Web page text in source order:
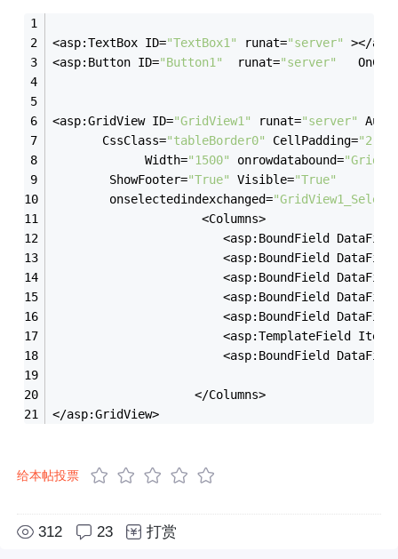
<asp:TextBox ID="TextBox1" runat="server"
></
<asp:Button ID="Button1"
  runat=
"server"
<asp:GridView ID="GridView1" runat="server"
       CssClass=
"tableBorder0" CellPadding="2"
             Width=
"1500" onrowdatabound=
        ShowFooter=
"True" Visible="True"
        onselectedindexchanged=
                     <Columns>
<asp:BoundField
<asp:BoundField
<asp:BoundField
<asp:BoundField
<asp:BoundField
<asp:TemplateField
<asp:BoundField
                    </Columns>
</asp:GridView>
给本帖投票
312 23 打赏